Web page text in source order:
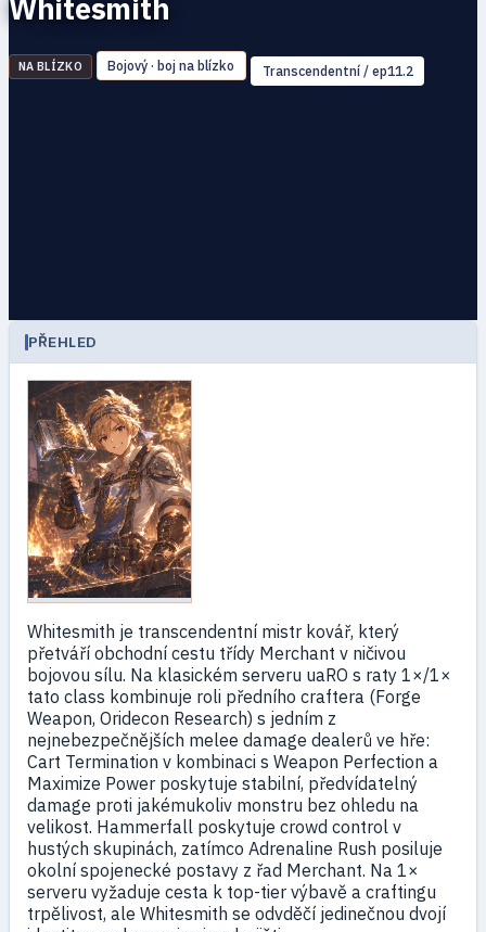
Whitesmith
NA BLÍZKO Bojový · boj na blízko Transcendentní / ep11.2
PŘEHLED
Whitesmith je transcendentní mistr kovář, který
přetváří obchodní cestu třídy Merchant v ničivou
bojovou sílu. Na klasickém serveru uaRO s raty 1×/1×
tato class kombinuje roli předního craftera (Forge
Weapon, Oridecon Research) s jedním z
nejnebezpečnějších melee damage dealerů ve hře:
Cart Termination v kombinaci s Weapon Perfection a
Maximize Power poskytuje stabilní, předvídatelný
damage proti jakémukoliv monstru bez ohledu na
velikost. Hammerfall poskytuje crowd control v
hustých skupinách, zatímco Adrenaline Rush posiluje
okolní spojenecké postavy z řad Merchant. Na 1×
serveru vyžaduje cesta k top-tier výbavě a craftingu
trpělivost, ale Whitesmith se odvděčí jedinečnou dvojí